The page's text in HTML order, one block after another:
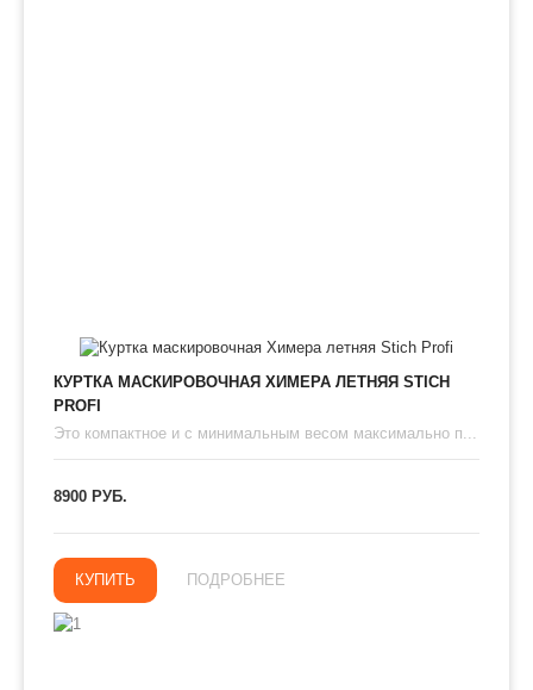
КУРТКА МАСКИРОВОЧНАЯ ХИМЕРА ЛЕТНЯЯ STICH
PROFI
Это компактное и с минимальным весом максимально п...
8900 РУБ.
КУПИТЬ ПОДРОБНЕЕ